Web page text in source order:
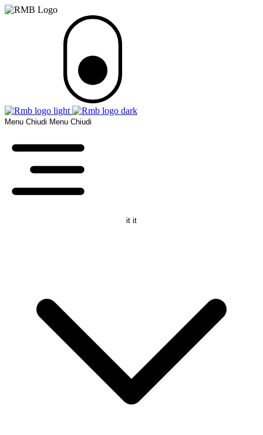
Menu Chiudi Menu Chiudi
it it